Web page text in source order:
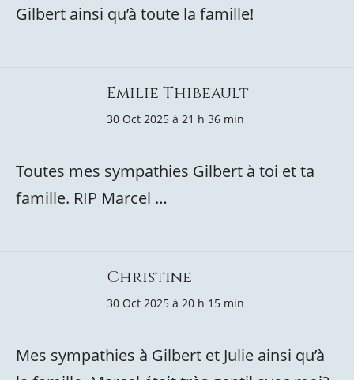
Gilbert ainsi qu’à toute la famille!
Emilie Thibeault
30 Oct 2025 à 21 h 36 min
Toutes mes sympathies Gilbert à toi et ta
famille. RIP Marcel …
Christine
30 Oct 2025 à 20 h 15 min
Mes sympathies à Gilbert et Julie ainsi qu’à